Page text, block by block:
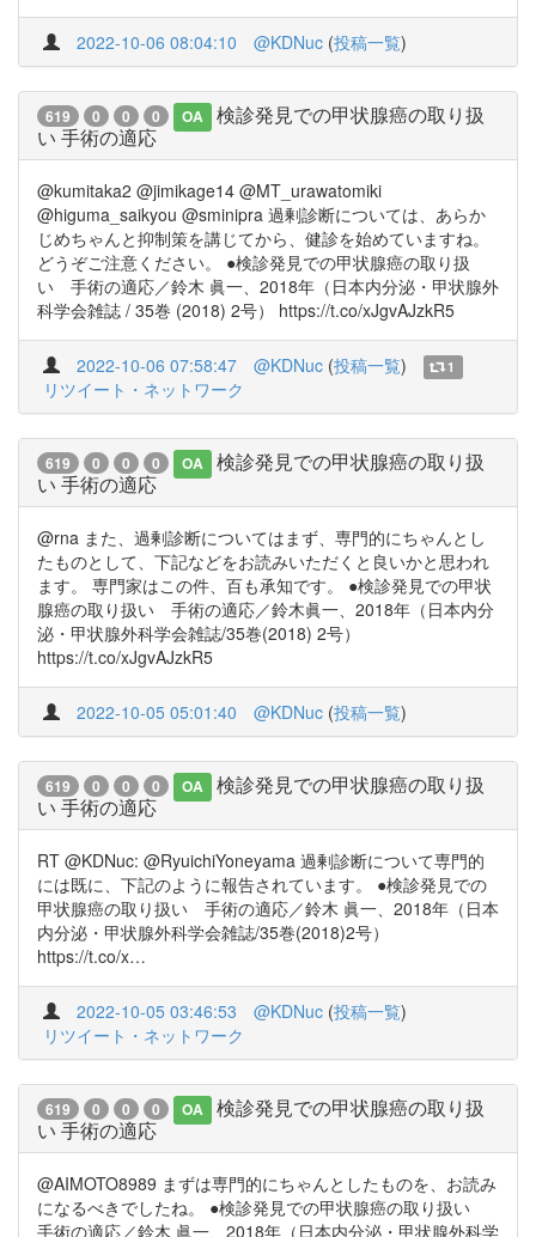
2022-10-06 08:04:10 @KDNuc (投稿一覧)
619 0 0 0 OA
検診発見での甲状腺癌の取り扱
い 手術の適応
@kumitaka2 @jimikage14 @MT_urawatomiki
@higuma_saikyou @sminipra 過剰診断については、あらか
じめちゃんと抑制策を講じてから、健診を始めていますね。
どうぞご注意ください。 ●検診発見での甲状腺癌の取り扱
い 手術の適応／鈴木 眞一、2018年（日本内分泌・甲状腺外
科学会雑誌 / 35巻 (2018) 2号） https://t.co/xJgvAJzkR5
2022-10-06 07:58:47 @KDNuc (投稿一覧) 1
リツイート・ネットワーク
619 0 0 0 OA
検診発見での甲状腺癌の取り扱
い 手術の適応
@rna また、過剰診断についてはまず、専門的にちゃんとし
たものとして、下記などをお読みいただくと良いかと思われ
ます。 専門家はこの件、百も承知です。 ●検診発見での甲状
腺癌の取り扱い 手術の適応／鈴木眞一、2018年（日本内分
泌・甲状腺外科学会雑誌/35巻(2018) 2号）
https://t.co/xJgvAJzkR5
2022-10-05 05:01:40 @KDNuc (投稿一覧)
619 0 0 0 OA
検診発見での甲状腺癌の取り扱
い 手術の適応
RT @KDNuc: @RyuichiYoneyama 過剰診断について専門的
には既に、下記のように報告されています。 ●検診発見での
甲状腺癌の取り扱い 手術の適応／鈴木 眞一、2018年（日本
内分泌・甲状腺外科学会雑誌/35巻(2018)2号）
https://t.co/x…
2022-10-05 03:46:53 @KDNuc (投稿一覧)
リツイート・ネットワーク
619 0 0 0 OA
検診発見での甲状腺癌の取り扱
い 手術の適応
@AIMOTO8989 まずは専門的にちゃんとしたものを、お読み
になるべきでしたね。 ●検診発見での甲状腺癌の取り扱い
手術の適応／鈴木 眞一、2018年（日本内分泌・甲状腺外科学